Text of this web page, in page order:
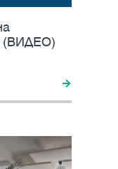
(ВИДЕО)